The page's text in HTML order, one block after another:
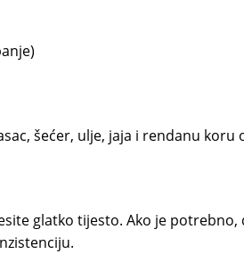
šećer, ulje, jaja i rendanu koru
glatko tijesto. Ako je potrebno,